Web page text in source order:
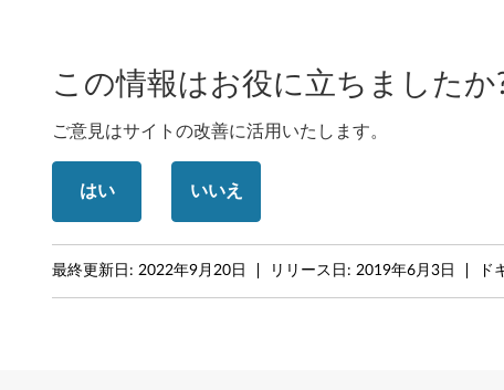
k
P
a
T
4
この情報はお役に立ちましたか
ご意見はサイトの改善に活用いたします。
はい いいえ
最終更新日: 2022年9月20日 リリース日: 2019年6月3日 ド